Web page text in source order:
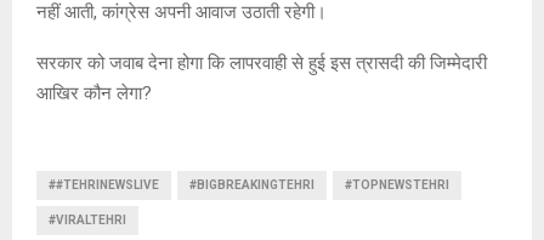
नहीं आती, कांग्रेस अपनी आवाज उठाती रहेगी।
सरकार को जवाब देना होगा कि लापरवाही से हुई इस त्रासदी की जिम्मेदारी
आखिर कौन लेगा?
##TEHRINEWSLIVE #BIGBREAKINGTEHRI #TOPNEWSTEHRI
#VIRALTEHRI